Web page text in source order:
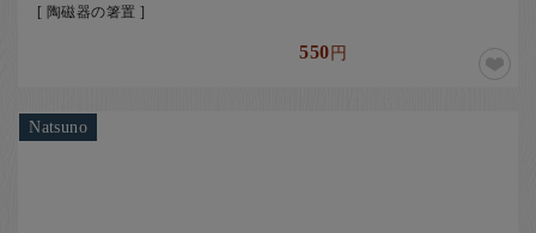
[ 陶磁器の箸置 ]
550円
Natsuno